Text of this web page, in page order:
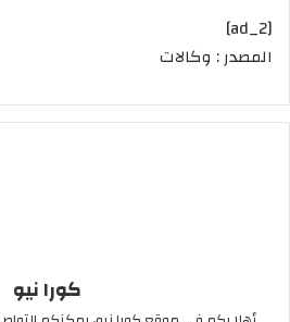
[ad_2]
المصدر : وكالات
كورا نيو